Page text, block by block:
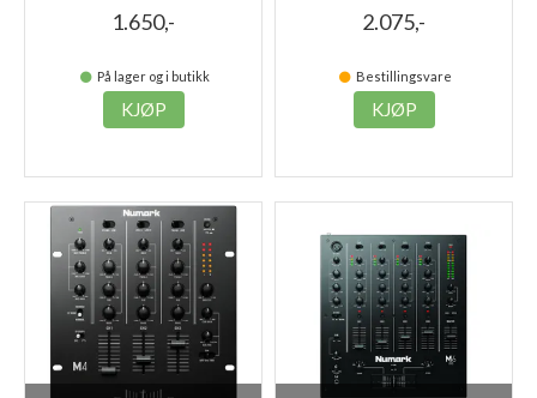
1.650,-
På lager og i butikk
KJØP
2.075,-
Bestillingsvare
KJØP